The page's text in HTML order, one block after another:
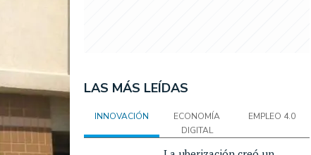
LAS MÁS LEÍDAS
INNOVACIÓN
ECONOMÍA
DIGITAL
EMPLEO 4.0